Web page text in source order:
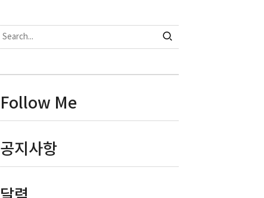
Follow Me
공지사항